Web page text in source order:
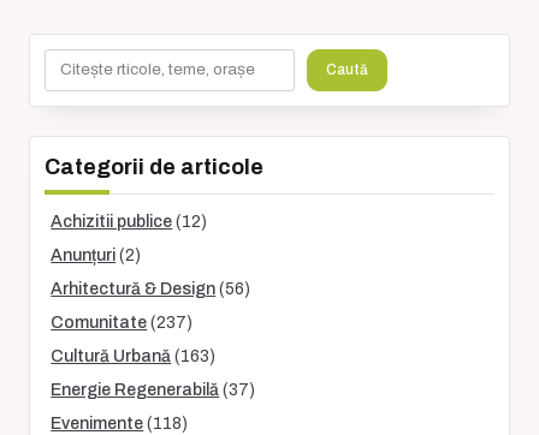
text">Page</span>
Caută
Categorii de articole
Achizitii publice (12)
Anunțuri (2)
Arhitectură & Design (56)
Comunitate (237)
Cultură Urbană (163)
Energie Regenerabilă (37)
Evenimente (118)